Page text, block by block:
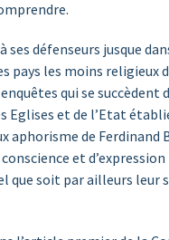
défenseurs jusque
pays les moins
qui se
Eglises et de l’Etat
aphorisme de
et
soit par ailleurs